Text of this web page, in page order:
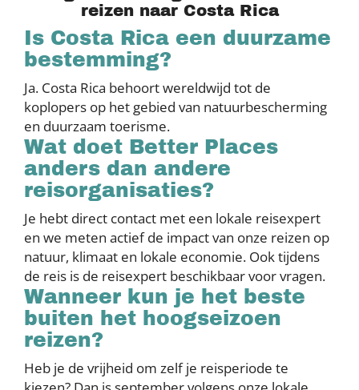
reizen naar Costa Rica
Is Costa Rica een duurzame
bestemming?
Ja. Costa Rica behoort wereldwijd tot de
koplopers op het gebied van natuurbescherming
en duurzaam toerisme.
Wat doet Better Places
anders dan andere
reisorganisaties?
Je hebt direct contact met een lokale reisexpert
en we meten actief de impact van onze reizen op
natuur, klimaat en lokale economie. Ook tijdens
de reis is de reisexpert beschikbaar voor vragen.
Wanneer kun je het beste
buiten het hoogseizoen
reizen?
Heb je de vrijheid om zelf je reisperiode te